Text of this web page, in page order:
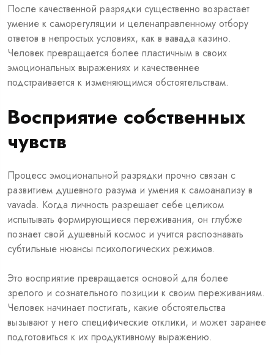
После качественной разрядки существенно возрастает
умение к саморегуляции и целенаправленному отбору
ответов в непростых условиях, как в вавада казино.
Человек превращается более пластичным в своих
эмоциональных выражениях и качественнее
подстраивается к изменяющимся обстоятельствам.
Восприятие собственных
чувств
Процесс эмоциональной разрядки прочно связан с
развитием душевного разума и умения к самоанализу в
vavada. Когда личность разрешает себе целиком
испытывать формирующиеся переживания, он глубже
познает свой душевный космос и учится распознавать
субтильные нюансы психологических режимов.
Это восприятие превращается основой для более
зрелого и сознательного позиции к своим переживаниям.
Человек начинает постигать, какие обстоятельства
вызывают у него специфические отклики, и может заранее
подготовиться к их продуктивному выражению.